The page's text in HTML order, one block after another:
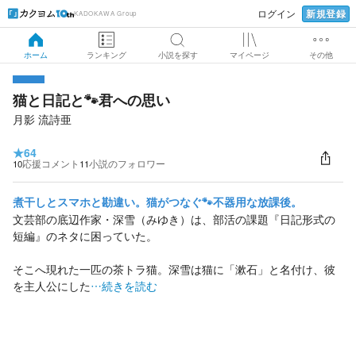
KADOKAWA Group ログイン 新規登録
ホーム ランキング 小説を探す マイページ その他
猫と日記と🐾君への思い
月影 流詩亜
★64
10応援コメント 11小説のフォロワー
煮干しとスマホと勘違い。猫がつなぐ🐾不器用な放課後。
文芸部の底辺作家・深雪（みゆき）は、部活の課題『日記形式の
短編』のネタに困っていた。
そこへ現れた一匹の茶トラ猫。深雪は猫に「漱石」と名付け、彼
を主人公にした…続きを読む